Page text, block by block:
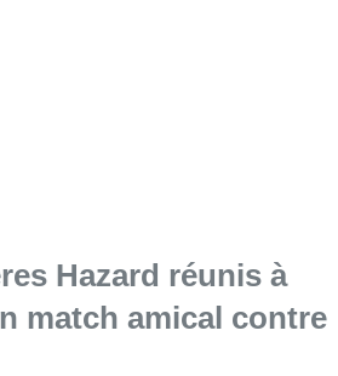
Hazard réunis à
match amical contre